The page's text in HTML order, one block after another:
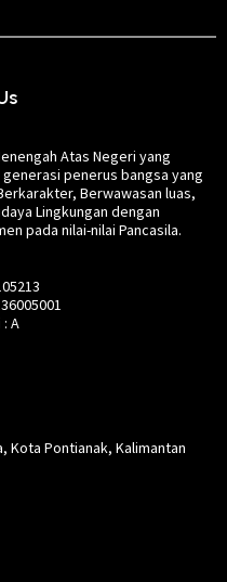
Atas Negeri yang
penerus bangsa yang
Berwawasan luas,
Lingkungan dengan
pada nilai-nilai Pancasila.
A
Kota Pontianak, Kalimantan